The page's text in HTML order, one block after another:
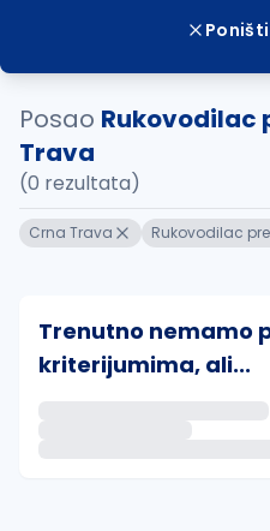
Posao Rukovodilac
Trava
(0 rezultata)
Crna Trava Rukovodilac
Trenutno nemamo
kriterijumima, ali...